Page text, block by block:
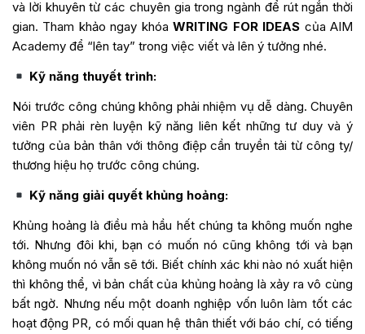
và lời khuyên từ các chuyên gia trong ngành để rút ngắn thời
gian. Tham khảo ngay khóaWRITING FOR IDEAS của AIM
Academy để “lên tay” trong việc viết và lên ý tưởng nhé.
Kỹ năng thuyết trình:
Nói trước công chúng không phải nhiệm vụ dễ dàng. Chuyên
viên PR phải rèn luyện kỹ năng liên kết những tư duy và ý
tưởng của bản thân với thông điệp cần truyền tải từ công ty/
thương hiệu họ trước công chúng.
Kỹ năng giải quyết khủng hoảng:
Khủng hoảng là điều mà hầu hết chúng ta không muốn nghe
tới. Nhưng đôi khi, bạn có muốn nó cũng không tới và bạn
không muốn nó vẫn sẽ tới. Biết chính xác khi nào nó xuất hiện
thì không thể, vì bản chất của khủng hoảng là xảy ra vô cùng
bất ngờ. Nhưng nếu một doanh nghiệp vốn luôn làm tốt các
hoạt động PR, có mối quan hệ thân thiết với báo chí, có tiếng